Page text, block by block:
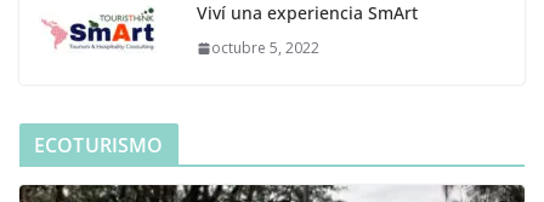
Viví una experiencia SmArt
octubre 5, 2022
ECOTURISMO